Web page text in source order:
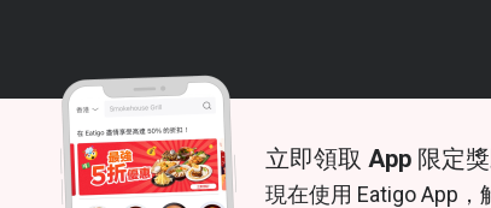
© 2026 Zoek. All rights reserved.
立即領取 App 限定獎
現在使用 Eatigo App，